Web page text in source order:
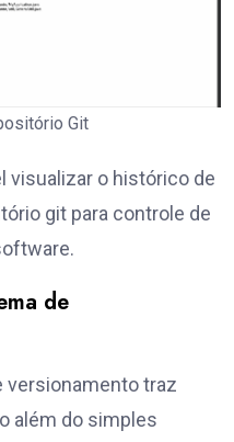
Git
visualizar o histórico de
git para controle de
de
versionamento traz
além do simples